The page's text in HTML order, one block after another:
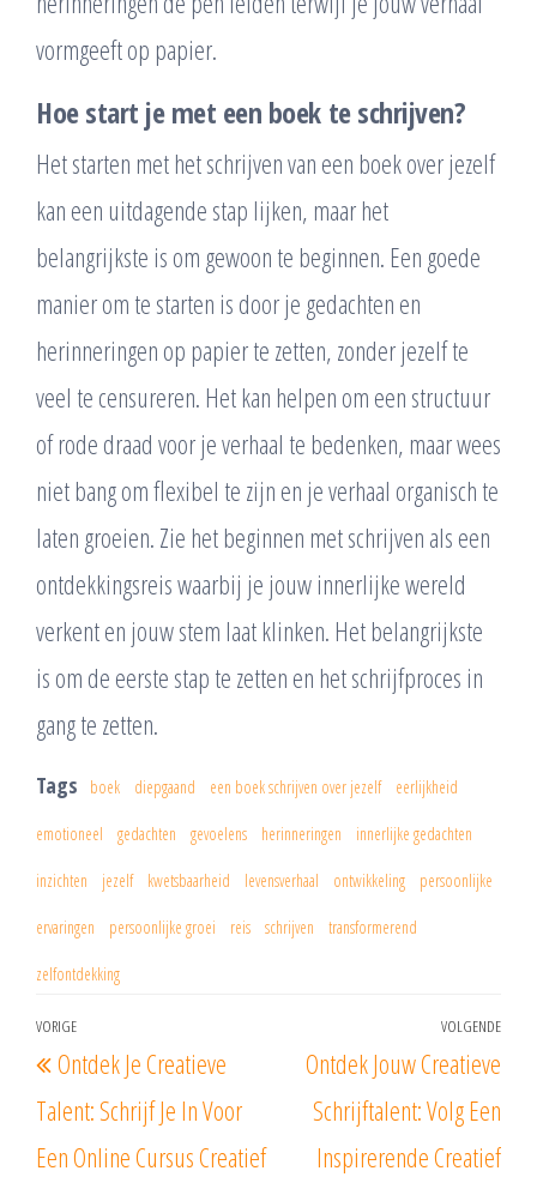
vormgeeft op papier.
Hoe start je met een boek te schrijven?
Het starten met het schrijven van een boek over jezelf
kan een uitdagende stap lijken, maar het
belangrijkste is om gewoon te beginnen. Een goede
manier om te starten is door je gedachten en
herinneringen op papier te zetten, zonder jezelf te
veel te censureren. Het kan helpen om een structuur
of rode draad voor je verhaal te bedenken, maar wees
niet bang om flexibel te zijn en je verhaal organisch te
laten groeien. Zie het beginnen met schrijven als een
ontdekkingsreis waarbij je jouw innerlijke wereld
verkent en jouw stem laat klinken. Het belangrijkste
is om de eerste stap te zetten en het schrijfproces in
gang te zetten.
Tags boek diepgaand een boek schrijven over jezelf eerlijkheid
emotioneel gedachten gevoelens herinneringen innerlijke gedachten
inzichten jezelf kwetsbaarheid levensverhaal ontwikkeling persoonlijke
ervaringen persoonlijke groei reis schrijven transformerend
zelfontdekking
Berichtnavigatie
Vorig
bericht
VORIGE
Ontdek Je Creatieve
Talent: Schrijf Je In Voor
Een Online Cursus Creatief
VOLGENDE
Ontdek Jouw Creatieve
Schrijftalent: Volg Een
Inspirerende Creatief